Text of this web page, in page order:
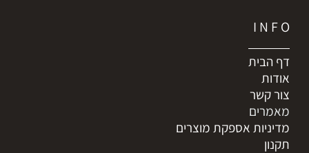
I N F O
דף הבית
אודות
צור קשר
מאמרים
מדיניות אספקת מוצרים
תקנון